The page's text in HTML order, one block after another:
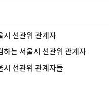
선관위 관계자
는 서울시 선관위 관계자
선관위 관계자들